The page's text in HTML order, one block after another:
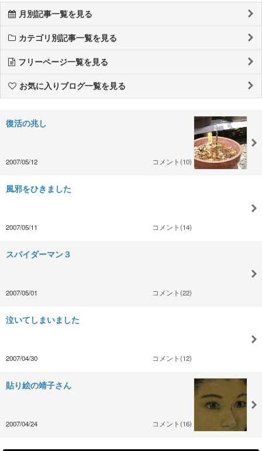
月別記事一覧を見る
カテゴリ別記事一覧を見る
フリーページ一覧を見る
お気に入りブログ一覧を見る
復活の兆し
2007/05/12 コメント(10)
風邪をひきました
2007/05/11 コメント(14)
スパイダーマン３
2007/05/01 コメント(22)
泣いてしまいました
2007/04/30 コメント(12)
貼り絵の靖子さん
2007/04/24 コメント(16)